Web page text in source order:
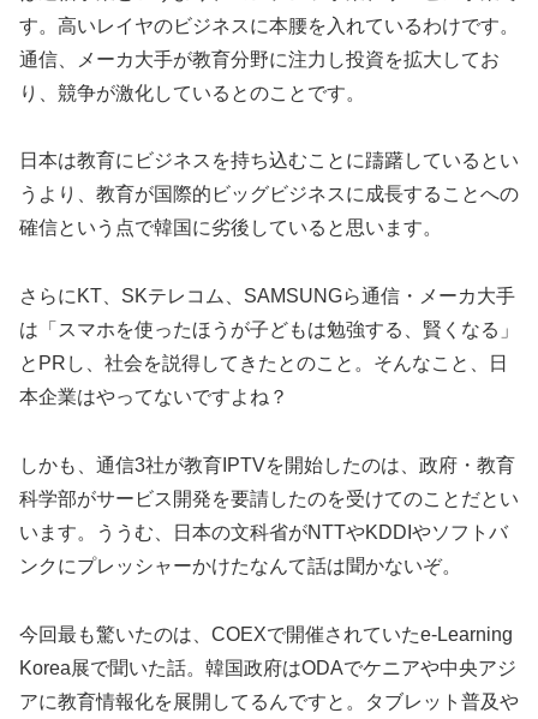
す。高いレイヤのビジネスに本腰を入れているわけです。
通信、メーカ大手が教育分野に注力し投資を拡大してお
り、競争が激化しているとのことです。
日本は教育にビジネスを持ち込むことに躊躇しているとい
うより、教育が国際的ビッグビジネスに成長することへの
確信という点で韓国に劣後していると思います。
さらにKT、SKテレコム、SAMSUNGら通信・メーカ大手
は「スマホを使ったほうが子どもは勉強する、賢くなる」
とPRし、社会を説得してきたとのこと。そんなこと、日
本企業はやってないですよね？
しかも、通信3社が教育IPTVを開始したのは、政府・教育
科学部がサービス開発を要請したのを受けてのことだとい
います。ううむ、日本の文科省がNTTやKDDIやソフトバ
ンクにプレッシャーかけたなんて話は聞かないぞ。
今回最も驚いたのは、COEXで開催されていたe-Learning
Korea展で聞いた話。韓国政府はODAでケニアや中央アジ
アに教育情報化を展開してるんですと。タブレット普及や